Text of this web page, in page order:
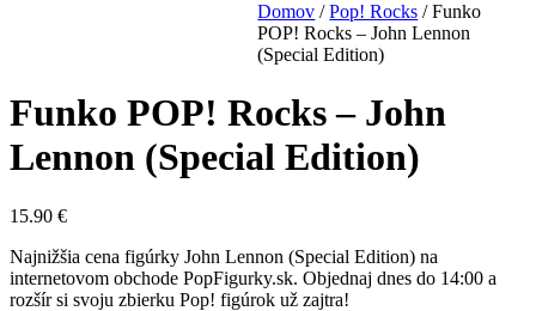
Domov / Pop! Rocks /Funko
POP! Rocks – John Lennon
(Special Edition)
Funko POP! Rocks – John
Lennon (Special Edition)
15.90 €
Najnižšia cena figúrky John Lennon (Special Edition) na
internetovom obchode PopFigurky.sk. Objednaj dnes do 14:00 a
rozšír si svoju zbierku Pop! figúrok už zajtra!